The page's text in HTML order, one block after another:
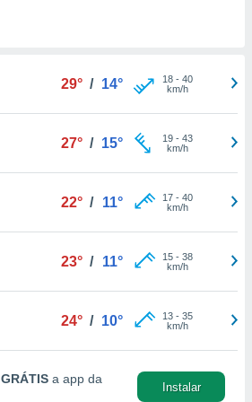
29° / 14° 18- 40
km/h
27° / 15° 19- 43
km/h
22° / 11° 17- 40
km/h
23° / 11° 15- 38
km/h
24° / 10° 13- 35
km/h
GRÁTIS a app da
Instalar